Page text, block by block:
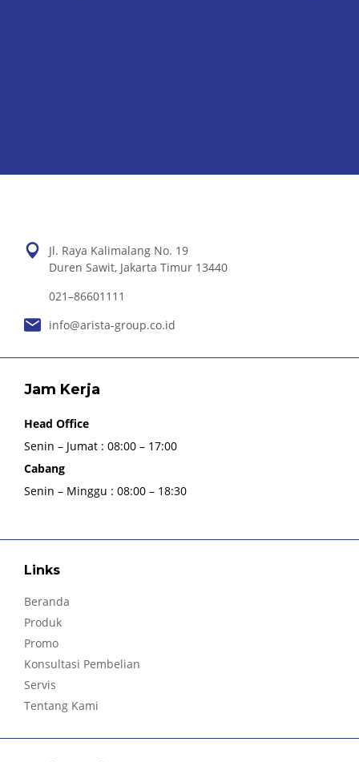
Jl. Raya Kalimalang No. 19
Duren Sawit, Jakarta Timur 13440
021–86601111
info@arista-group.co.id
Jam Kerja
Head Office
Senin – Jumat : 08:00 – 17:00
Cabang
Senin – Minggu : 08:00 – 18:30
Links
Beranda
Produk
Promo
Konsultasi Pembelian
Servis
Tentang Kami